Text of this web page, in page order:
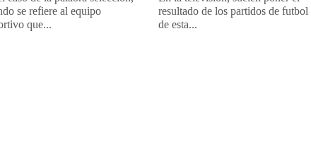
se refiere al equipo
que...
resultado de los partidos de futbol
de esta...